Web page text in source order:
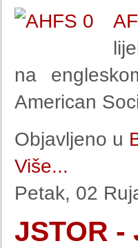
na
American
Objavljeno u
Više...
Petak, 02
JSTOR